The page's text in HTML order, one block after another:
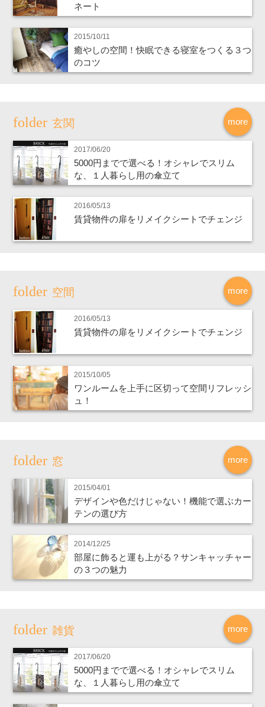
ネート
2015/10/11
癒やしの空間！快眠できる寝室をつくる３つ
のコツ
more
玄関
2017/06/20
5000円までで選べる！オシャレでスリム
な、１人暮らし用の傘立て
2016/05/13
賃貸物件の扉をリメイクシートでチェンジ
more
空間
2016/05/13
賃貸物件の扉をリメイクシートでチェンジ
2015/10/05
ワンルームを上手に区切って空間リフレッシ
ュ！
more
窓
2015/04/01
デザインや色だけじゃない！機能で選ぶカー
テンの選び方
2014/12/25
部屋に飾ると運も上がる？サンキャッチャー
の３つの魅力
more
雑貨
2017/06/20
5000円までで選べる！オシャレでスリム
な、１人暮らし用の傘立て